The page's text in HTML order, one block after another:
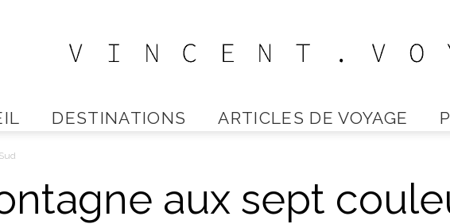
Vincent
DESTINATIONS ARTICLES DE VOYAGE
aux sept